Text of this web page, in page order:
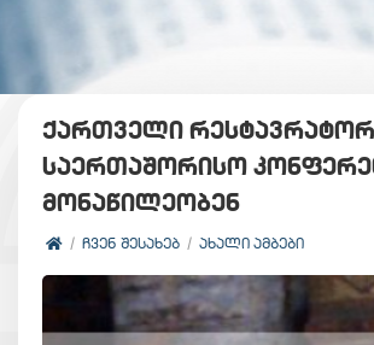
ქართველი
საერთაშორისო
მონაწილეობენ
ᲩᲕᲔᲜ ᲨᲔᲡᲐᲮᲔᲑ ᲐᲮᲐᲚᲘ ᲐᲛᲑᲔᲑᲘ